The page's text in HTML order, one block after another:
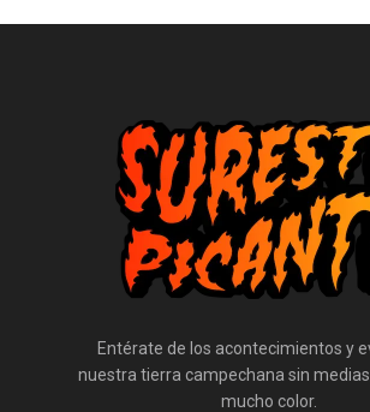
Entérate de los acontecimientos y
nuestra tierra campechana sin
mucho color.